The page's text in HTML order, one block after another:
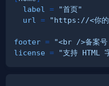
label
=
"首页"
url
= "https://<你的
footer =
"<br />备案号
license = "支持 HTML